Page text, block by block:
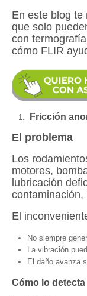
En este blog te
que solo
con
cómo FLIR
Fricción
El problema
Los
motores,
lubricación
contaminación,
El
No siempre
La vibración
El daño avanza
Cómo lo